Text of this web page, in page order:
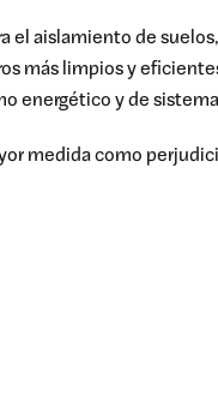
el aislamiento de
más limpios y
energético y de
medida como